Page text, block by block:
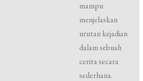
mampu
menjelaskan
urutan kejadian
dalam sebuah
cerita secara
sederhana.